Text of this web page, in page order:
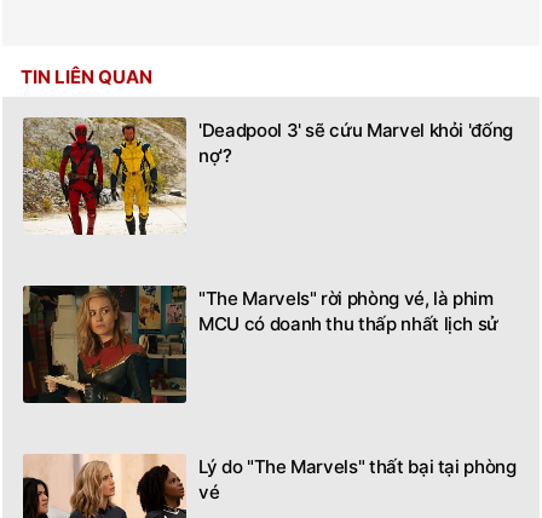
TIN LIÊN QUAN
'Deadpool 3' sẽ cứu Marvel khỏi 'đống
nợ'?
"The Marvels" rời phòng vé, là phim
MCU có doanh thu thấp nhất lịch sử
Lý do "The Marvels" thất bại tại phòng
vé